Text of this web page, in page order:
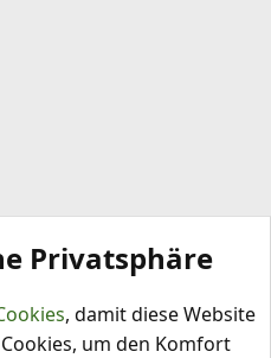
Privatsphäre
, damit diese Website
um den Komfort